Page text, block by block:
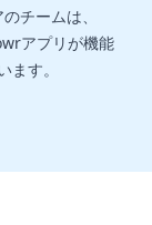
チームは、
アプリが機能
す。